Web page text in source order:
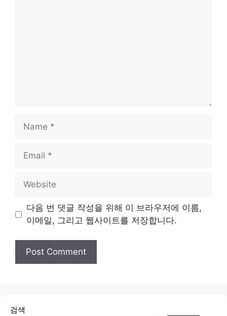
Name
Email
Website
다음 번 댓글 작성을 위해 이 브라우저에 이름,
이메일, 그리고 웹사이트를 저장합니다.
검색